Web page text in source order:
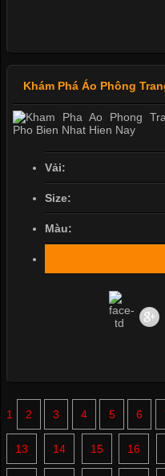
Khám Phá Áo Phông
Vải:
Size:
Màu:
1 2 3 4 5 6
13 14 15 16